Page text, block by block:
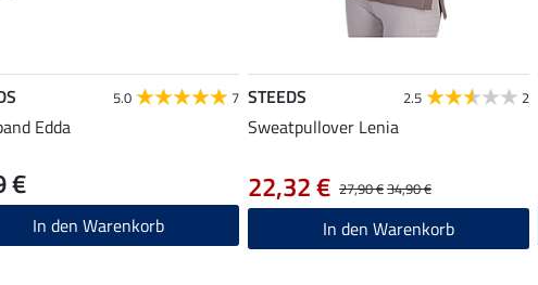
5.0 7
Edda
€
In den Warenkorb
STEEDS 2.5 2
Sweatpullover Lenia
27,90 €34,90 €
22,32 €
In den Warenkorb